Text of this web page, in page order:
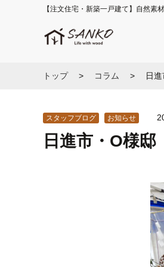
【注文住宅・新築一戸建て】自然素
トップ コラム 日
スタッフブログ お知らせ
日進市・O様